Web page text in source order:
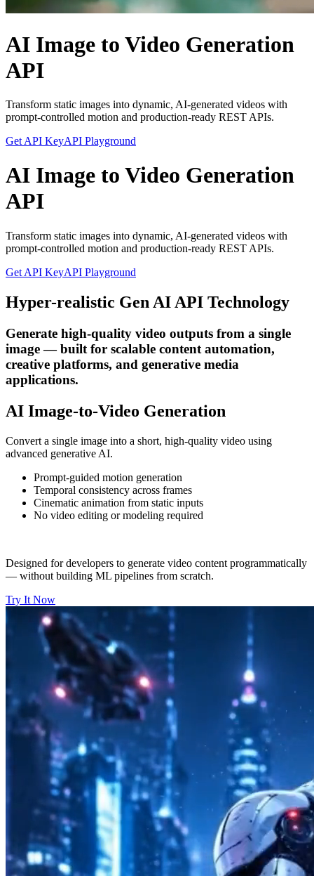
AI Image to Video Generation
API
Transform static images into dynamic, AI-generated videos with
prompt-controlled motion and production-ready REST APIs.
Get API KeyAPI Playground
AI Image to Video Generation
API
Transform static images into dynamic, AI-generated videos with
prompt-controlled motion and production-ready REST APIs.
Get API KeyAPI Playground
Hyper-realistic Gen AI API Technology
Generate high-quality video outputs from a single
image — built for scalable content automation,
creative platforms, and generative media
applications.
AI Image-to-Video Generation
Convert a single image into a short, high-quality video using
advanced generative AI.
Prompt-guided motion generation
Temporal consistency across frames
Cinematic animation from static inputs
No video editing or modeling required
Designed for developers to generate video content programmatically
— without building ML pipelines from scratch.
Try It Now